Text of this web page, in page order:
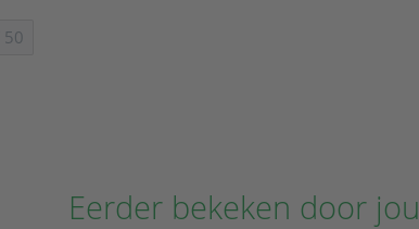
50
Eerder bekeken door jou